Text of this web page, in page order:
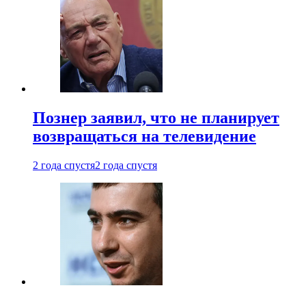
Познер заявил, что не планирует
возвращаться на телевидение
2 года спустя2 года спустя